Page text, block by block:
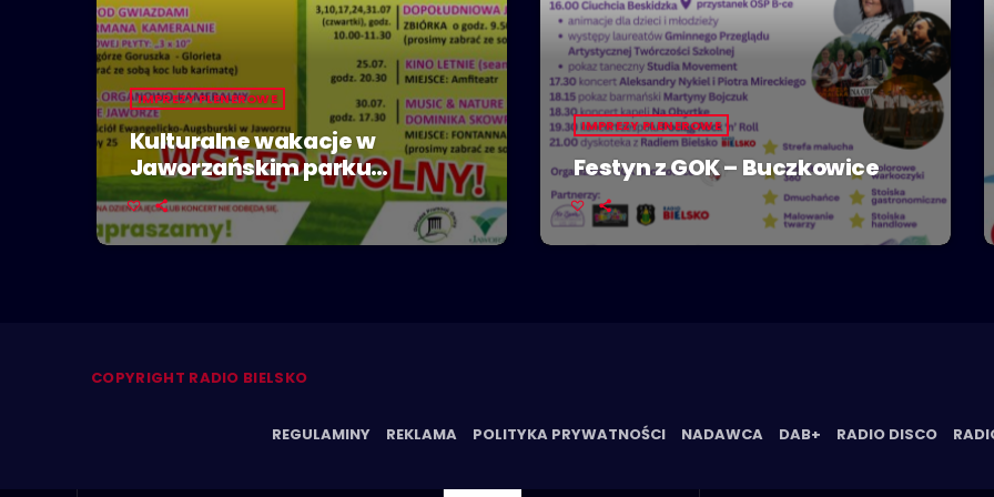
IMPREZY PLENEROWE
Kulturalne wakacje w
Jaworzańskim parku
zdrojowym
IMPREZY PLENEROWE
Festyn z GOK – Buczkowice
COPYRIGHT RADIO BIELSKO
REGULAMINY REKLAMA POLITYKA PRYWATNOŚCI NADAWCA DAB+ RADIO DISCO